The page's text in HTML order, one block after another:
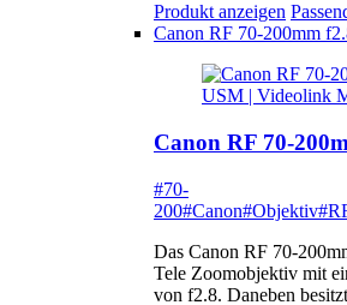
Produkt anzeigen
Canon RF 70-200mm
Canon RF 70-
#70-
200#Canon#Objektiv
Das Canon RF 70-
Tele Zoomobjektiv mit
von f2.8. Daneben